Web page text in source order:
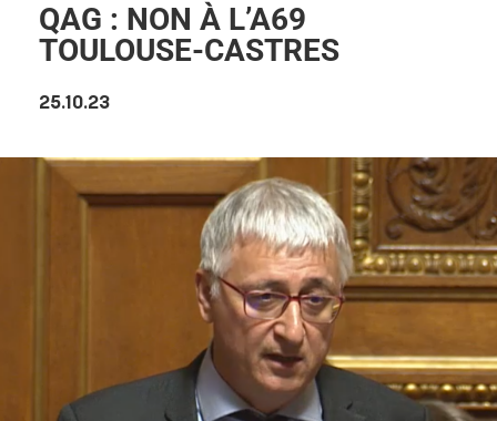
QAG : NON À L’A69
TOULOUSE-CASTRES
25.10.23